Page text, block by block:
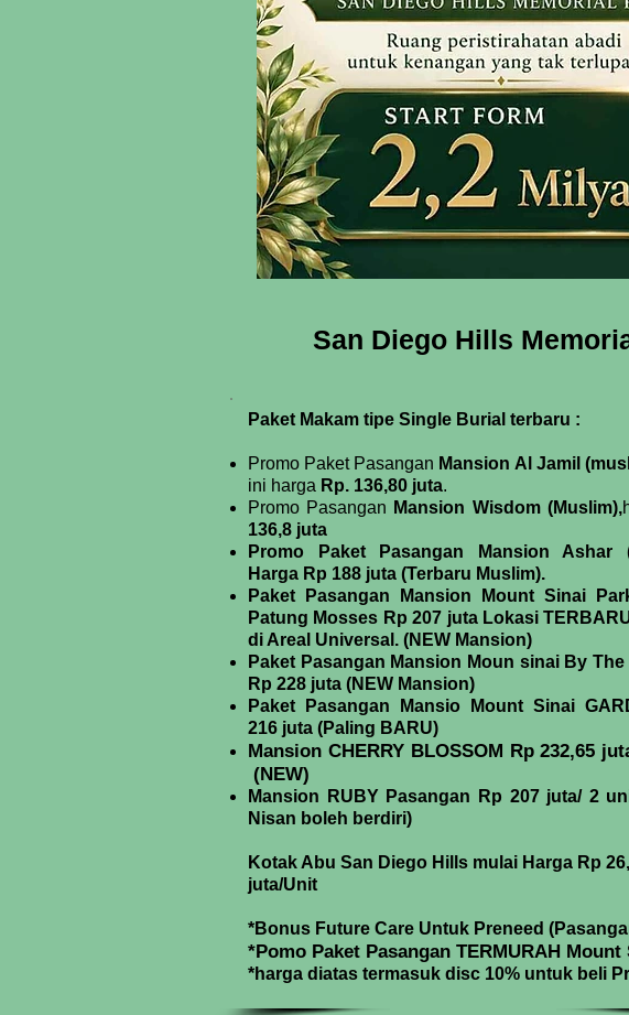
San Diego Hills
Paket Makam tipe Single Burial terbaru :
Promo Paket Pasangan Mansion Al Jamil
ini harga Rp. 136,80 juta.
Promo Pasangan Mansion Wisdom (Muslim),
136,8 juta
Promo Paket Pasangan Mansion Ashar
Harga Rp 188 juta (Terbaru Muslim).
Paket Pasangan Mansion Mount Sinai
Patung Mosses Rp 207 juta Lokasi
di Areal Universal. (NEW Mansion)
Paket Pasangan Mansion Moun sinai By
Rp 228 juta (NEW Mansion)
Paket Pasangan Mansio Mount Sinai
216 juta (Paling BARU)
Mansion CHERRY BLOSSOM Rp 232,65
(NEW)
Mansion RUBY Pasangan
Rp 207 juta/ 2
Nisan boleh berdiri)
Kotak Abu San Diego Hills mulai Harga Rp
juta/Unit
*Bonus Future Care Untuk Preneed
*Pomo Paket Pasangan TERMURAH Mount
*harga diatas termasuk disc 10% untuk beli